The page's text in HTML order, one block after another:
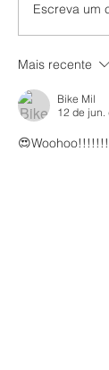
Escreva um
Mais recente
Bike Mil
12 de jun.